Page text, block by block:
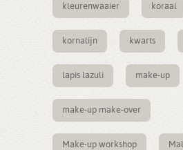
kleurenwaaier koraal
kornalijn kwarts
lapis lazuli make-up
make-up make-over
Make-up workshop